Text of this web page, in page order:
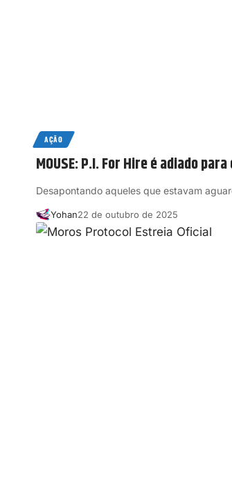
AÇÃO
MOUSE: P.I. For Hire é adiado
Desapontando aqueles que estavam
Yohan22 de outubro de 2025